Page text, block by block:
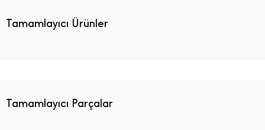
Tamamlayıcı Ürünler
Tamamlayıcı Parçalar